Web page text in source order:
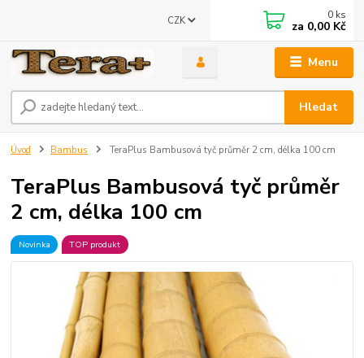
Menu
CZK
Hledat
0 ks
za 0,00 Kč
Úvod Bambus TeraPlus Bambusová tyč průměr 2 cm, délka 100 cm
TeraPlus Bambusová tyč průměr
2 cm, délka 100 cm
Novinka TOP produkt